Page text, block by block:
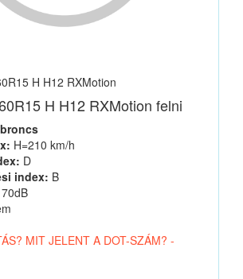
H H12 RXMotion felni
H=210 km/h
D
index: B
70dB
MIT JELENT A DOT-SZÁM? -